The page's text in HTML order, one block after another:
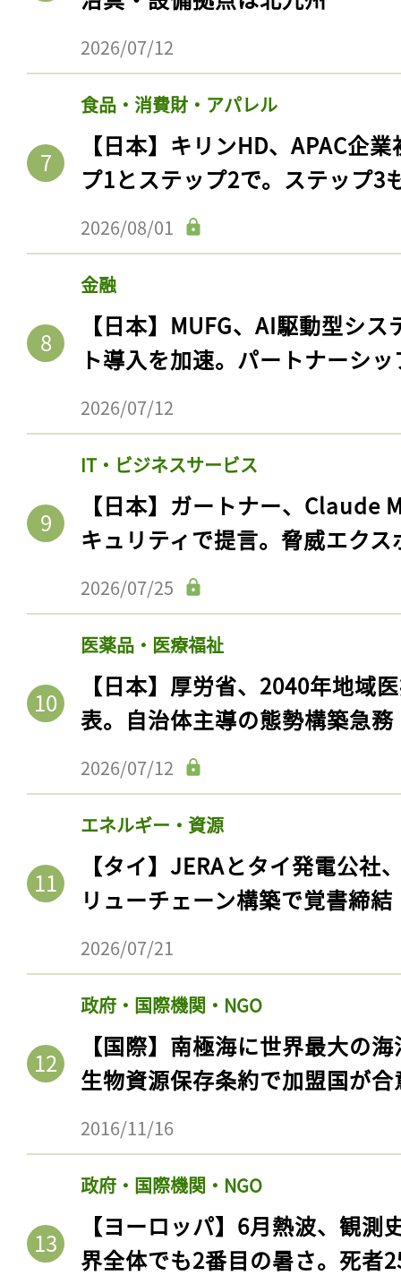
2026/07/12
食品・消費財・アパレル
【日本】キリンHD、APAC企
プ1とステップ2で。ステップ3
2026/08/01
金融
【日本】MUFG、AI駆動型シ
ト導入を加速。パートナーシ
2026/07/12
IT・ビジネスサービス
【日本】ガートナー、Claude
キュリティで提言。脅威エク
2026/07/25
医薬品・医療福祉
【日本】厚労省、2040年地域
表。自治体主導の態勢構築急務
2026/07/12
エネルギー・資源
【タイ】JERAとタイ発電公社
リューチェーン構築で覚書締結
2026/07/21
政府・国際機関・NGO
【国際】南極海に世界最大の
生物資源保存条約で加盟国が合
2016/11/16
政府・国際機関・NGO
【ヨーロッパ】6月熱波、観
界全体でも2番目の暑さ。死者
記事をお気に入りに
ログイン